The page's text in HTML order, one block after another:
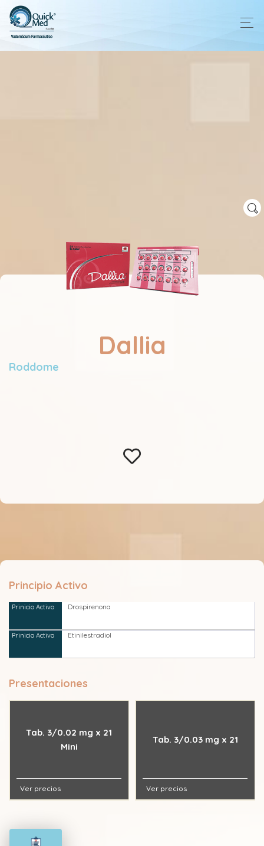
Dallia
Roddome
Principio Activo
Drospirenona
Etinilestradiol
Presentaciones
Tab. 3/0.02 mg x 21
Mini
Ver precios
Tab. 3/0.03 mg x 21
Ver precios